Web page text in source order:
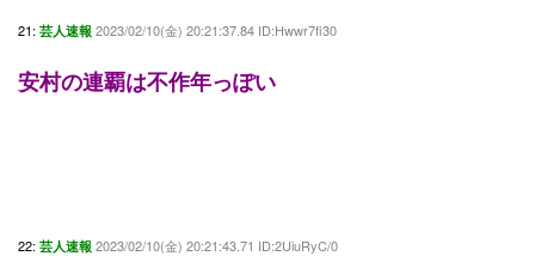
21: 芸人速報 2023/02/10(金) 20:21:37.84 ID:Hwwr7fi30
安村の連覇は不作年っぽい
22: 芸人速報 2023/02/10(金) 20:21:43.71 ID:2UiuRyC/0